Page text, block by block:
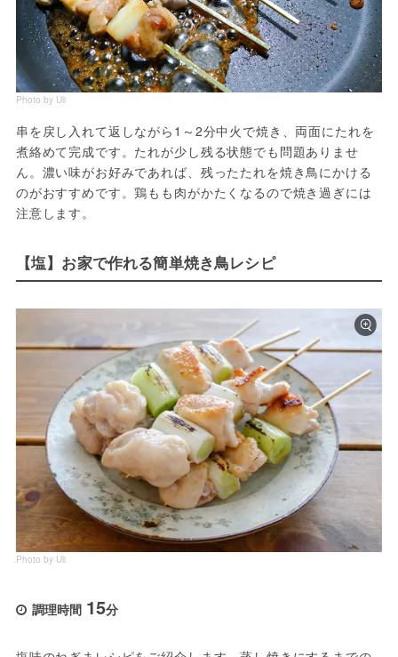
Photo by Uli
串を戻し入れて返しながら1～2分中火で焼き、両面にたれを
煮絡めて完成です。たれが少し残る状態でも問題ありませ
ん。濃い味がお好みであれば、残ったたれを焼き鳥にかける
のがおすすめです。鶏もも肉がかたくなるので焼き過ぎには
注意します。
【塩】お家で作れる簡単焼き鳥レシピ
Photo by Uli
調理時間 15分